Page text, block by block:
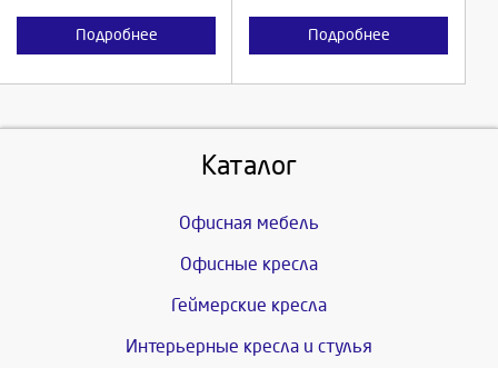
Подробнее Подробнее
Каталог
Офисная мебель
Офисные кресла
Геймерские кресла
Интерьерные кресла и стулья